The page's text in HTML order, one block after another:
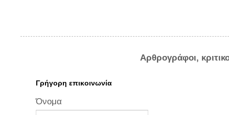
Αρθρογράφοι,
Γρήγορη επικοινωνία
Όνομα